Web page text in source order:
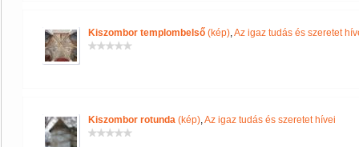
Kiszombor templombelső (kép),Az igaz tudás és szeretet
Kiszombor rotunda (kép),Az igaz tudás és szeretet hívei